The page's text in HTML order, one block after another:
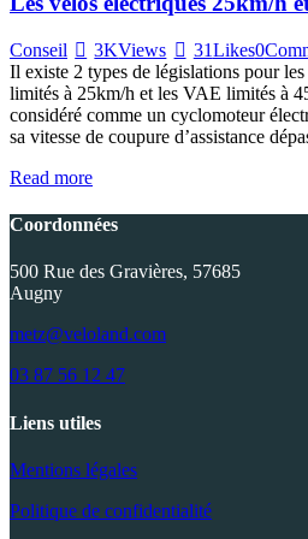
Conseil 3KViews 31Likes0
Il existe 2 types de législations pour
limités à 25km/h et les VAE limités à
considéré comme un cyclomoteur
sa vitesse de coupure d’assistance
Read more
Coordonnées
500 Rue des Gravières, 57685
Augny
metz@veloland.com
03 87 56 12 47
Liens utiles
Mentions légales
Politique de confidentialité